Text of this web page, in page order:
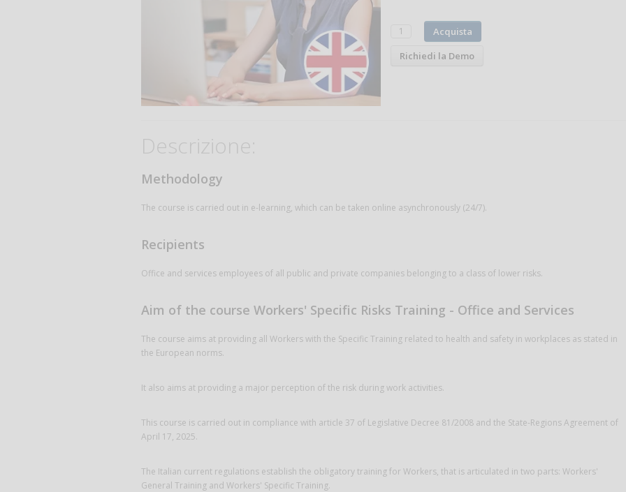
Acquista
Richiedi la Demo
Descrizione:
Methodology
The course is carried out in e-learning, which can be taken online asynchronously (24/7).
Recipients
Office and services employees of all public and private companies belonging to a class of lower risks.
Aim of the course Workers' Specific Risks Training - Office and Services
The course aims at providing all Workers with the Specific Training related to health and safety in workplaces as stated in
the European norms.
It also aims at providing a major perception of the risk during work activities.
This course is carried out in compliance with article 37 of Legislative Decree 81/2008 and the State-Regions Agreement of
April 17, 2025.
The Italian current regulations establish the obligatory training for Workers, that is articulated in two parts: Workers'
General Training and Workers' Specific Training.